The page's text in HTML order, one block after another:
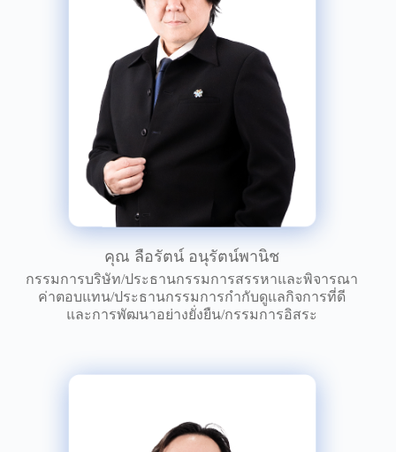
คุณ ลือรัตน์ อนุรัตน์พานิช
กรรมการบริษัท/ประธานกรรมการสรรหาและพิจารณา
ค่าตอบแทน/ประธานกรรมการกำกับดูแลกิจการที่ดี
และการพัฒนาอย่างยั่งยืน/กรรมการอิสระ